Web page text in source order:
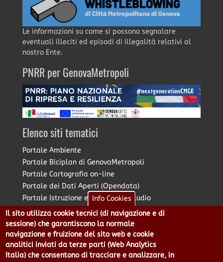
Le informazioni su come si possono segnalare
eventuali illeciti ed episodi di illegalità relativi al
nostro Ente.
PNRR per GenovaMetropoli
Elenco siti tematici
Portale Ambiente
Portale Biciplan di GenovaMetropoli
Portale Cartografia on-line
Portale dei Dati Aperti (Opendata)
Portale Istruzione e Diritto allo Studio
Portale Marketing Territoriale
Portale Piano Strategico Metropolitano
Portale PUMS di GenovaMetropoli
Portale Stazione Unica Appaltante
Pratico: procedimenti e istanze online
Info Cookies
Il sito utilizza cookie tecnici (di navigazione e di
sessione) che garantiscono la normale
navigazione e fruizione del sito web e cookie
analitici inviati da terze parti (Web Analytics
Italia) che consentono di tracciare e analizzare, in